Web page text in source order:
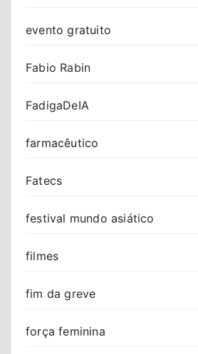
evento gratuito
Fabio Rabin
FadigaDeIA
farmacêutico
Fatecs
festival mundo asiático
filmes
fim da greve
força feminina